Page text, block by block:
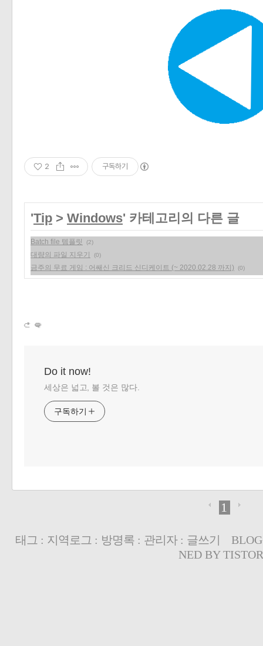
2 구독하기
'Tip > Windows' 카테고리의 다른 글
Batch file 템플릿 (2)
대량의 파일 지우기 (0)
금주의 무료 게임 : 어쌔신 크리드 신디케이트 (~ 2020.02.28 까지) (0)
Do it now!
세상은 넓고, 볼 것은 많다.
구독하기
1
태그 : 지역로그 : 방명록: 관리자: 글쓰기
NED BY